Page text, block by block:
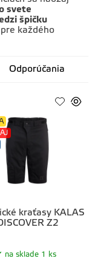
svete
špičku
každého
kraťasy KALAS
Z2
na sklade 1 ks